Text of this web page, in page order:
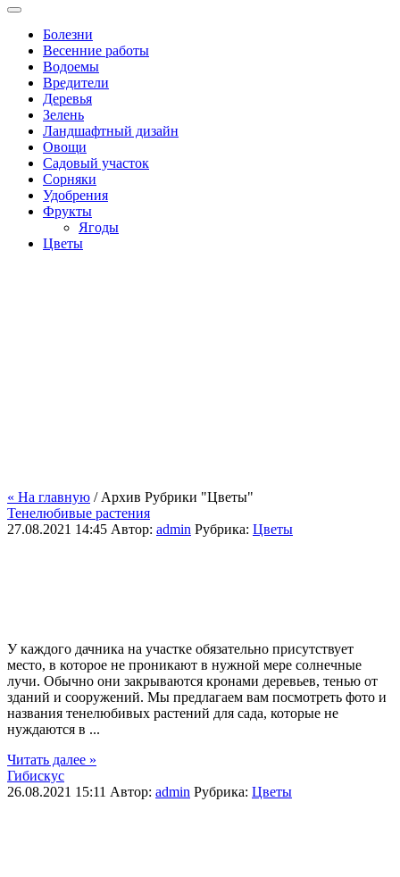
Болезни
Весенние работы
Водоемы
Вредители
Деревья
Зелень
Ландшафтный дизайн
Овощи
Садовый участок
Сорняки
Удобрения
Фрукты
Ягоды
Цветы
« На главную / Архив Рубрики "Цветы"
Тенелюбивые растения
27.08.2021 14:45 Автор: admin Рубрика: Цветы
У каждого дачника на участке обязательно присутствует
место, в которое не проникают в нужной мере солнечные
лучи. Обычно они закрываются кронами деревьев, тенью от
зданий и сооружений. Мы предлагаем вам посмотреть фото и
названия тенелюбивых растений для сада, которые не
нуждаются в ...
Читать далее »
Гибискус
26.08.2021 15:11 Автор: admin Рубрика: Цветы